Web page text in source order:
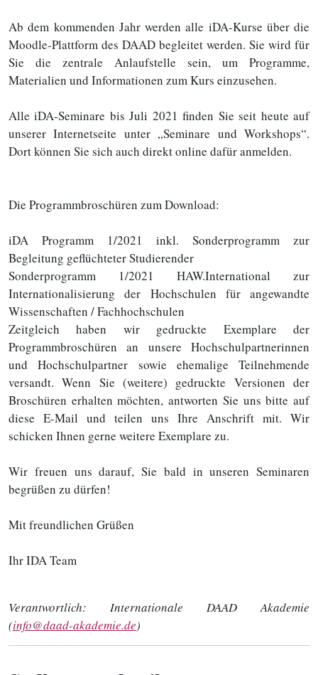
Ab dem kommenden Jahr werden alle iDA-Kurse über die
Moodle-Plattform des DAAD begleitet werden. Sie wird für
Sie die zentrale Anlaufstelle sein, um Programme,
Materialien und Informationen zum Kurs einzusehen.
Alle iDA-Seminare bis Juli 2021 finden Sie seit heute auf
unserer Internetseite unter „Seminare und Workshops“.
Dort können Sie sich auch direkt online dafür anmelden.
Die Programmbroschüren zum Download:
iDA Programm 1/2021 inkl. Sonderprogramm zur
Begleitung geflüchteter Studierender
Sonderprogramm 1/2021 HAW.International zur
Internationalisierung der Hochschulen für angewandte
Wissenschaften / Fachhochschulen
Zeitgleich haben wir gedruckte Exemplare der
Programmbroschüren an unsere Hochschulpartnerinnen
und Hochschulpartner sowie ehemalige Teilnehmende
versandt. Wenn Sie (weitere) gedruckte Versionen der
Broschüren erhalten möchten, antworten Sie uns bitte auf
diese E-Mail und teilen uns Ihre Anschrift mit. Wir
schicken Ihnen gerne weitere Exemplare zu.
Wir freuen uns darauf, Sie bald in unseren Seminaren
begrüßen zu dürfen!
Mit freundlichen Grüßen
Ihr IDA Team
Verantwortlich: Internationale DAAD Akademie
(info@daad-akademie.de)